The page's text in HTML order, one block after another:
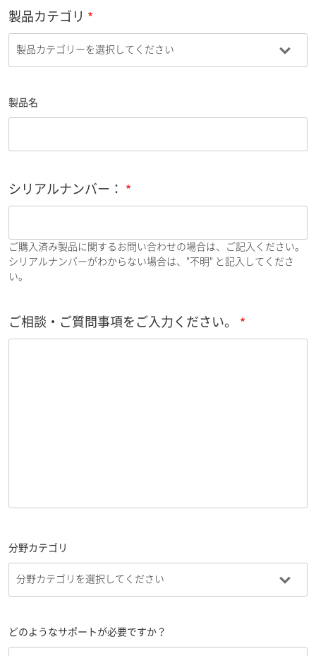
製品カテゴリ
製品名
シリアルナンバー：
ご購入済み製品に関するお問い合わせの場合は、ご記入ください。
シリアルナンバーがわからない場合は、"不明" と記入してくださ
い。
ご相談・ご質問事項をご入力ください。
分野カテゴリ
どのようなサポートが必要ですか？